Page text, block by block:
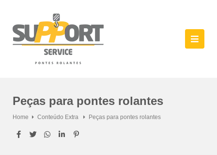
Peças para pontes rolantes
Home Conteúdo Extra Peças para pontes rolantes